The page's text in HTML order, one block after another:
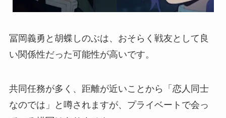
冨岡義勇と胡蝶しのぶは、おそらく戦友として良
い関係性だった可能性が高いです。
共同任務が多く、距離が近いことから「恋人同士
なのでは」と噂されますが、プライベートで会っ